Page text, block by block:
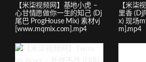
【米柒视频网】基地小虎 –
心甘情愿做你一生的知己 (Dj
尾巴 ProgHouse Mix) 素材vj
[www.mqmix.com].mp4
【米柒
里香 (Dj
x) 现场
m].mp4